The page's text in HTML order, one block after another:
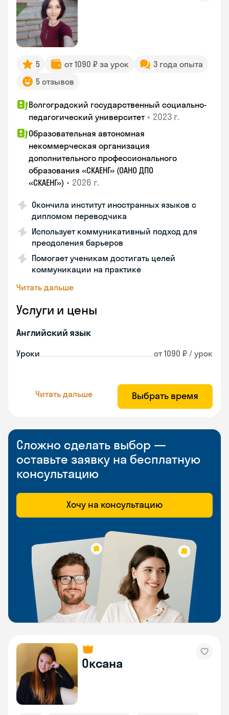
5 от 1090 ₽ за урок
3 года опыта
5 отзывов
Волгоградский государственный социально-
педагогический университет • 2023 г.
Образовательная автономная
некоммерческая организация
дополнительного профессионального
образования «СКАЕНГ» (ОАНО ДПО
«СКАЕНГ») • 2026 г.
Окончила институт иностранных языков с
дипломом переводчика
Использует коммуникативный подход для
преодоления барьеров
Помогает ученикам достигать целей
коммуникации на практике
Читать дальше
Услуги и цены
Английский язык
Уроки от 1090 ₽ / урок
Читать дальше Выбрать время
Сложно сделать выбор —
оставьте заявку на бесплатную
консультацию
Хочу на консультацию
Оксана